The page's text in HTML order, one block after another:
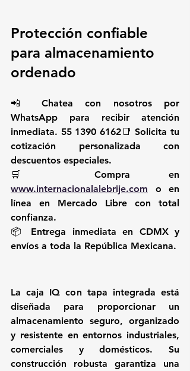
Protección confiable
para almacenamiento
ordenado
📲 Chatea con nosotros por
WhatsApp para recibir atención
inmediata. 55 1390 6162 📑 Solicita tu
cotización personalizada con
descuentos especiales.
www.internacionalalebrije.com o en
línea en Mercado Libre con total
confianza.
📦 Entrega inmediata en CDMX y
envíos a toda la República Mexicana.
La caja IQ con tapa integrada está
diseñada para proporcionar un
almacenamiento seguro, organizado
y resistente en entornos industriales,
comerciales y domésticos. Su
construcción robusta garantiza una